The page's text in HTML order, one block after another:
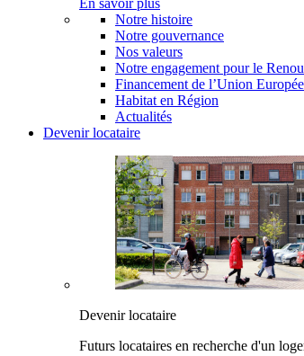
En savoir plus
Notre histoire
Notre gouvernance
Nos valeurs
Notre engagement pour le
Financement de l’Union
Habitat en Région
Actualités
Devenir locataire
Devenir locataire
Futurs locataires en recherche d'un